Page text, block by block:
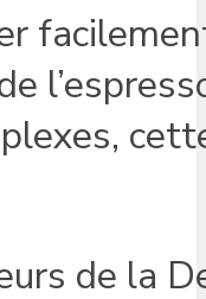
de la